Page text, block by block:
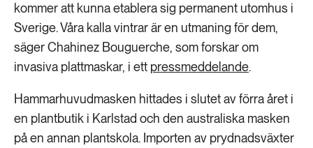
kommer att kunna etablera sig permanent utomhus i
Sverige. Våra kalla vintrar är en utmaning för dem,
säger Chahinez Bouguerche, som forskar om
invasiva plattmaskar, i ett pressmeddelande.
Hammarhuvudmasken hittades i slutet av förra året i
en plantbutik i Karlstad och den australiska masken
på en annan plantskola. Importen av prydnadsväxter